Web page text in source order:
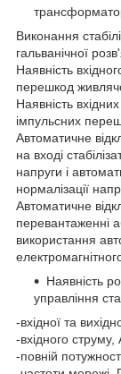
Виконання
гальванічної
Наявність
перешкод
Наявність
імпульсних
Автоматичне
на вході
напруги і
нормалізації
Автоматичне
перевантаженні
використання
Наявність
управління
-вхідної та
-вхідного струму,
-повній